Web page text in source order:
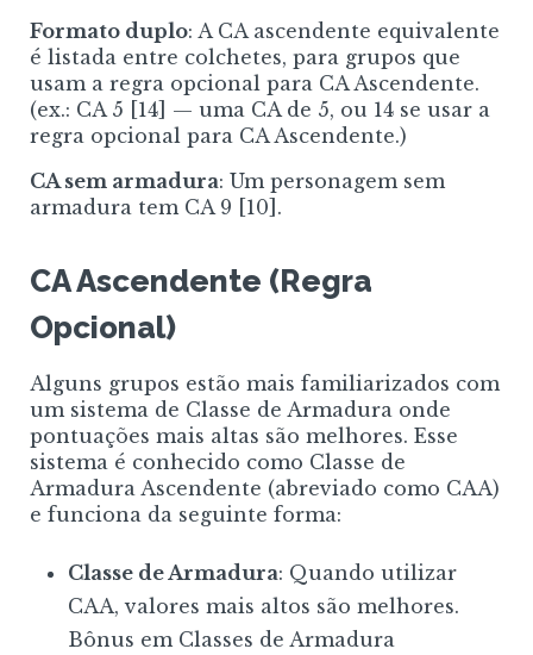
Formato duplo: A CA ascendente equivalente
é listada entre colchetes, para grupos que
usam a regra opcional para CA Ascendente.
(ex.: CA 5
[14]
— uma CA de 5, ou 14 se usar a
regra opcional para CA Ascendente.)
CA sem armadura: Um personagem sem
armadura tem CA 9
[10] .
CA Ascendente (Regra
Opcional)
Alguns grupos estão mais familiarizados com
um sistema de Classe de Armadura onde
pontuações mais altas são melhores. Esse
sistema é conhecido como Classe de
Armadura Ascendente (abreviado como CAA)
e funciona da seguinte forma:
Classe de Armadura: Quando utilizar
CAA, valores mais altos são melhores.
Bônus em Classes de Armadura